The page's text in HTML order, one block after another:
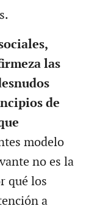
las
de
modelo
no es la
qué los
a